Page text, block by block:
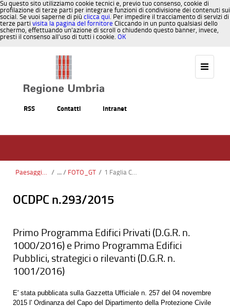
Su questo sito utilizziamo cookie tecnici e, previo tuo consenso, cookie di
profilazione di terze parti per integrare funzioni di condivisione dei contenuti sui
social. Se vuoi saperne di più clicca qui. Per impedire il tracciamento di servizi di
terze parti visita la pagina del fornitore Cliccando in un punto qualsiasi dello
schermo, effettuando un’azione di scroll o chiudendo questo banner, invece,
presti il consenso all’uso di tutti i cookie. OK
RSS Contatti Intranet
Paesaggio, Territorio, Urbanistica / FOTO_GT / 1 Faglia Castel San Felice.png
OCDPC n.293/2015
Primo Programma Edifici Privati (D.G.R. n.
1000/2016) e Primo Programma Edifici
Pubblici, strategici o rilevanti (D.G.R. n.
1001/2016)
E' stata pubblicata sulla Gazzetta Ufficiale n. 257 del 04 novembre
2015 l' Ordinanza del Capo del Dipartimento della Protezione Civile